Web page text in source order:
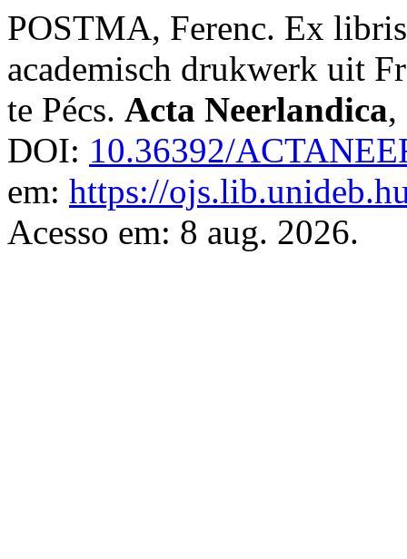
POSTMA, Ferenc. Ex
academisch drukwerk uit
te Pécs. Acta Neerlandica,
DOI: 10.36392/
em: https://
Acesso em: 8 aug. 2026.